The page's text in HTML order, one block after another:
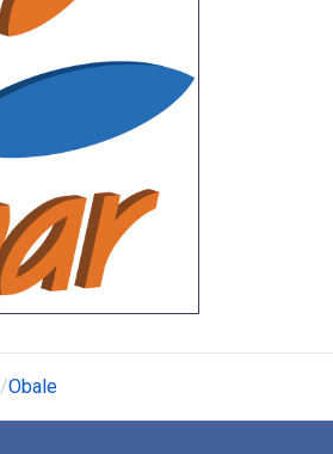
Obale